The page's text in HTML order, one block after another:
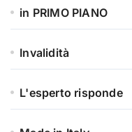
in PRIMO PIANO
Invalidità
L'esperto risponde